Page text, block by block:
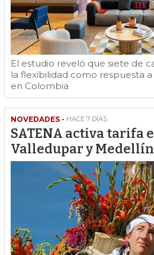
El estudio reveló que siete de
la flexibilidad como respuesta
en Colombia
NOVEDADES - HACE 7 DÍAS
SATENA activa tarifa
Valledupar y Medellín